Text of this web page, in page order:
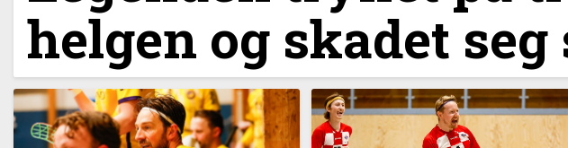
helgen og skadet